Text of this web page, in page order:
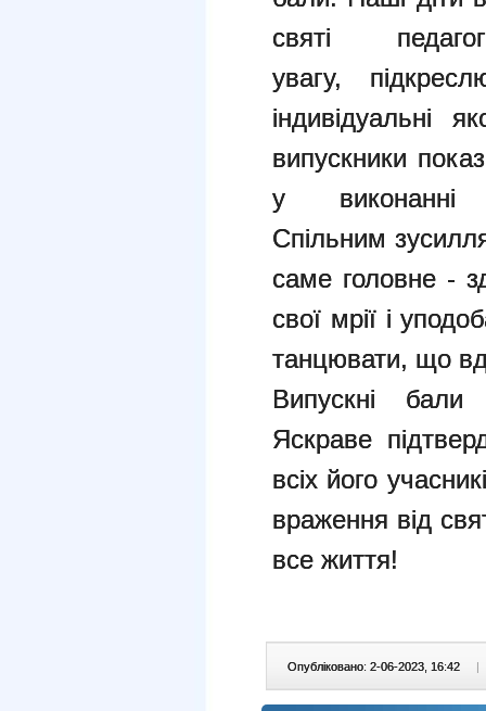
святі
увагу,
індивідуальні
випускники
у виконанні
Спільним
саме головне -
свої мрії і
танцювати, що
Випускні
Яскраве
всіх його
враження від
все життя!
Опубліковано: 2-06-2023, 16:42 |